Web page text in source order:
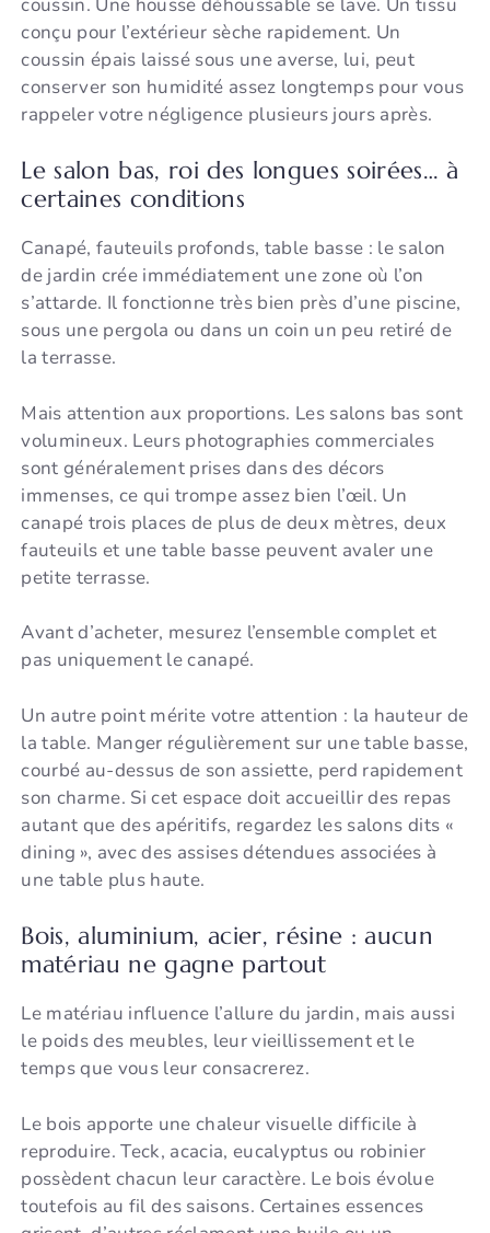
conçu pour l’extérieur sèche rapidement. Un
coussin épais laissé sous une averse, lui, peut
conserver son humidité assez longtemps pour vous
rappeler votre négligence plusieurs jours après.
Le salon bas, roi des longues soirées… à
certaines conditions
Canapé, fauteuils profonds, table basse : le salon
de jardin crée immédiatement une zone où l’on
s’attarde. Il fonctionne très bien près d’une piscine,
sous une pergola ou dans un coin un peu retiré de
la terrasse.
Mais attention aux proportions. Les salons bas sont
volumineux. Leurs photographies commerciales
sont généralement prises dans des décors
immenses, ce qui trompe assez bien l’œil. Un
canapé trois places de plus de deux mètres, deux
fauteuils et une table basse peuvent avaler une
petite terrasse.
Avant d’acheter, mesurez l’ensemble complet et
pas uniquement le canapé.
Un autre point mérite votre attention : la hauteur de
la table. Manger régulièrement sur une table basse,
courbé au-dessus de son assiette, perd rapidement
son charme. Si cet espace doit accueillir des repas
autant que des apéritifs, regardez les salons dits «
dining », avec des assises détendues associées à
une table plus haute.
Bois, aluminium, acier, résine : aucun
matériau ne gagne partout
Le matériau influence l’allure du jardin, mais aussi
le poids des meubles, leur vieillissement et le
temps que vous leur consacrerez.
Le bois apporte une chaleur visuelle difficile à
reproduire. Teck, acacia, eucalyptus ou robinier
possèdent chacun leur caractère. Le bois évolue
toutefois au fil des saisons. Certaines essences